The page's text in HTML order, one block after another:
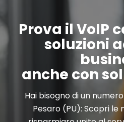
Prova il VoIP
soluzioni
anche con
Hai bisogno di un
Pesaro (PU): Scopri